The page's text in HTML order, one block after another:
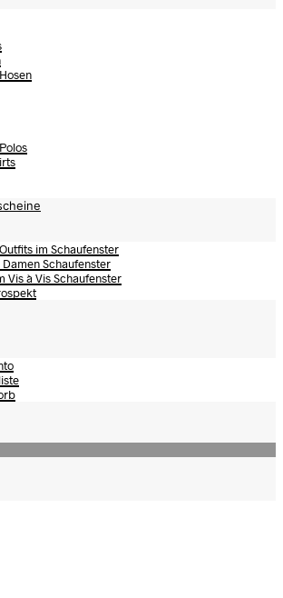
im Schaufenster
Schaufenster
Vis à Vis Schaufenster